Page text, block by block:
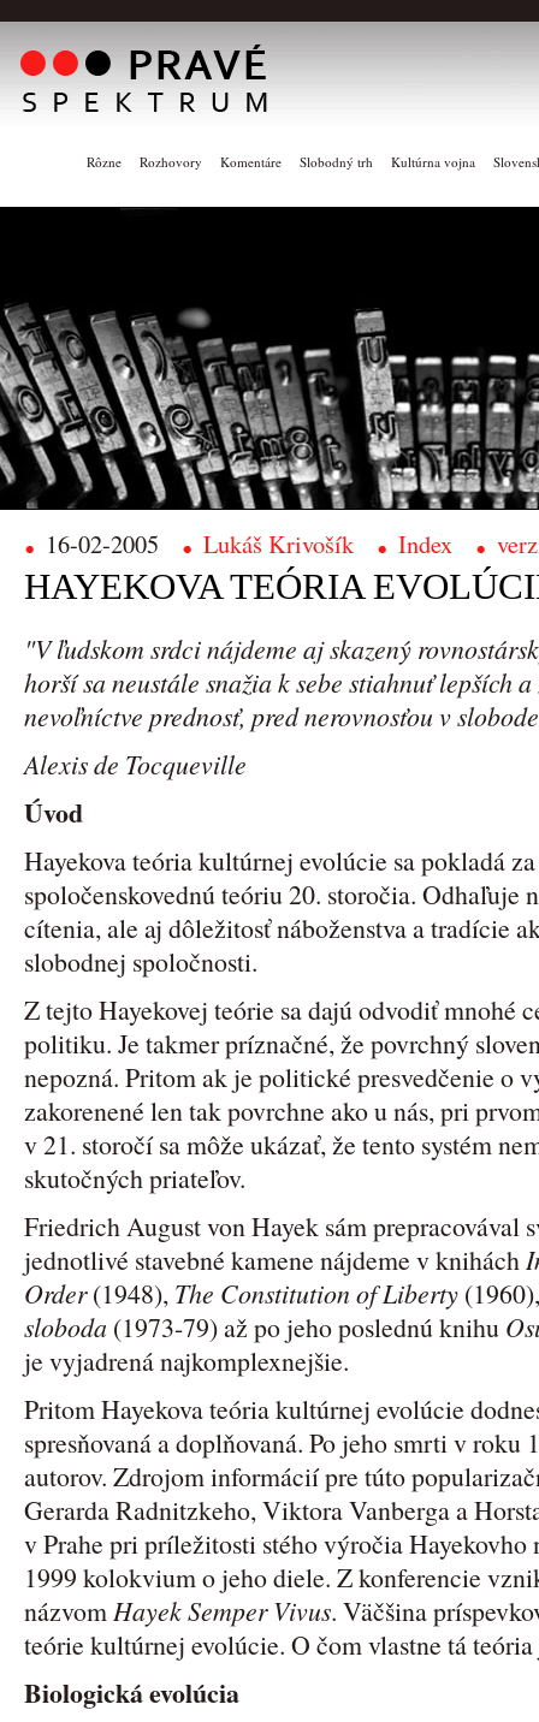
Rôzne Rozhovory Komentáre Slobodný trh Kultúrna vojna
16-02-2005 Lukáš Krivošík Index
HAYEKOVA TEÓRIA
"V ľudskom srdci nájdeme aj skazený
horší sa neustále snažia k sebe stiahnuť lepších
nevoľníctve prednosť, pred nerovnosťou v
Alexis de Tocqueville
Úvod
Hayekova teória kultúrnej evolúcie sa pokladá
spoločenskovednú teóriu 20. storočia. Odhaľuje
cítenia, ale aj dôležitosť náboženstva a tradície
slobodnej spoločnosti.
Z tejto Hayekovej teórie sa dajú odvodiť mnohé
politiku. Je takmer príznačné, že povrchný
nepozná. Pritom ak je politické presvedčenie o
zakorenené len tak povrchne ako u nás, pri
v 21. storočí sa môže ukázať, že tento systém
skutočných priateľov.
Friedrich August von Hayek sám prepracovával
jednotlivé stavebné kamene nájdeme v knihách
Order(1948), The Constitution of Liberty
sloboda (1973-79) až po jeho poslednú knihu
je vyjadrená najkomplexnejšie.
Pritom Hayekova teória kultúrnej evolúcie
spresňovaná a doplňovaná. Po jeho smrti v
autorov. Zdrojom informácií pre túto
Gerarda Radnitzkeho, Viktora Vanberga a
v Prahe pri príležitosti stého výročia
1999 kolokvium o jeho diele. Z konferencie
názvomHayek Semper Vivus. Väčšina
teórie kultúrnej evolúcie. O čom vlastne tá teória
Biologická evolúcia